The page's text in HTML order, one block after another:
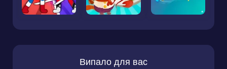
Випало для вас